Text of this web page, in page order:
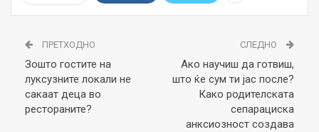
ПРЕТХОДНО
Зошто гостите на
луксузните локали не
сакаат деца во
рестораните?
СЛЕДНО
Ако научиш да готвиш,
што ќе сум ти јас после?
Како родителската
сепарациска
анксиозност создава